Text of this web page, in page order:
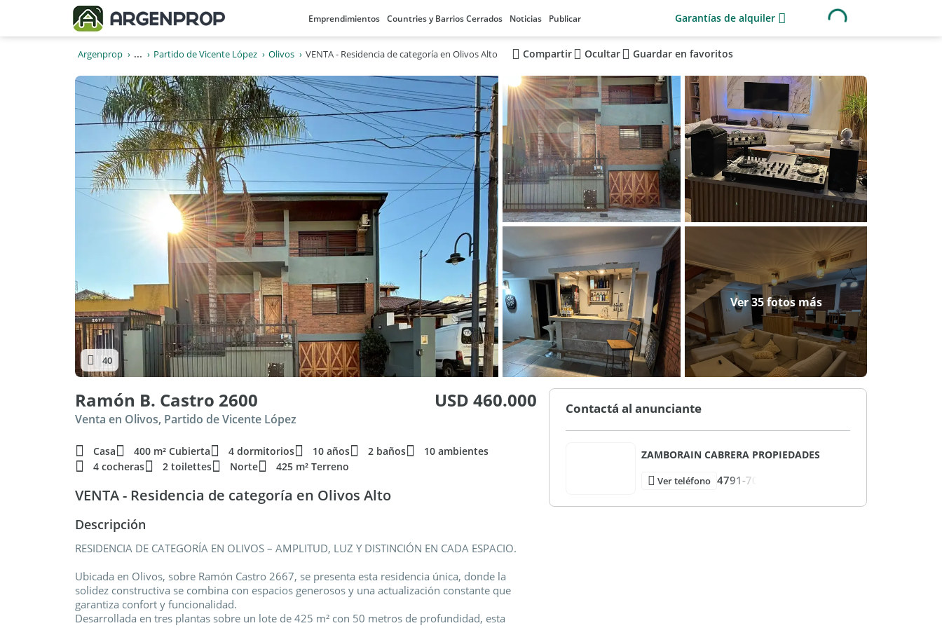
Emprendimientos Countries y Barrios Cerrados Noticias Publicar Garantías de alquiler
Argenprop ... Partido de Vicente López Olivos VENTA - Residencia de categoría en Olivos Alto Compartir Ocultar Guardar en favoritos
Ver 35 fotos más
40
Ramón B. Castro 2600 USD 460.000
Venta en Olivos, Partido de Vicente López
Casa 400 m² Cubierta 4 dormitorios 10 años 2 baños
10 ambientes
4 cocheras
2 toilettes Norte 425 m² Terreno
VENTA - Residencia de categoría en Olivos Alto
Descripción
RESIDENCIA DE CATEGORÍA EN OLIVOS – AMPLITUD, LUZ Y DISTINCIÓN EN CADA ESPACIO.
Ubicada en Olivos, sobre Ramón Castro 2667, se presenta esta residencia única, donde la
solidez constructiva se combina con espacios generosos y una actualización constante que
garantiza confort y funcionalidad.
Desarrollada en tres plantas sobre un lote de 425 m² con 50 metros de profundidad, esta
Contactá al anunciante
ZAMBORAIN CABRERA PROPIEDADES
Ver teléfono 4791-70